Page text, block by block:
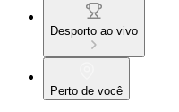
Desporto ao vivo
Perto de você